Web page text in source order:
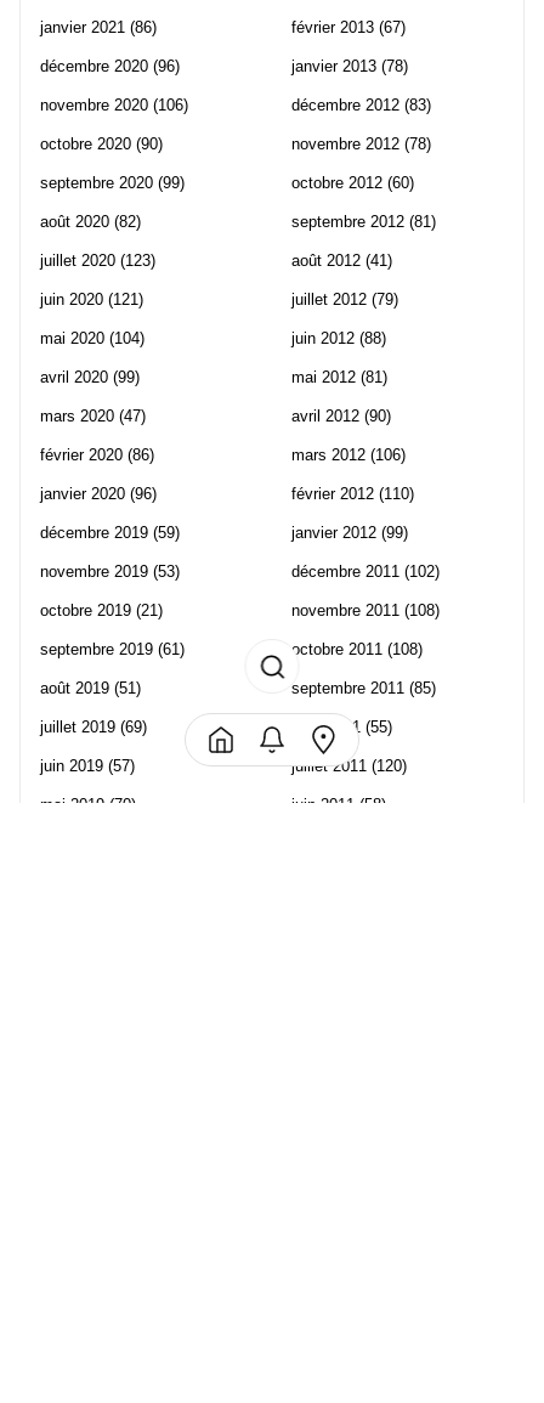
janvier 2021 (86)
décembre 2020 (96)
novembre 2020 (106)
octobre 2020 (90)
septembre 2020 (99)
août 2020 (82)
juillet 2020 (123)
juin 2020 (121)
mai 2020 (104)
avril 2020 (99)
mars 2020 (47)
février 2020 (86)
janvier 2020 (96)
décembre 2019 (59)
novembre 2019 (53)
octobre 2019 (21)
septembre 2019 (61)
août 2019 (51)
juillet 2019 (69)
juin 2019 (57)
mai 2019 (70)
février 2013 (67)
janvier 2013 (78)
décembre 2012 (83)
novembre 2012 (78)
octobre 2012 (60)
septembre 2012 (81)
août 2012 (41)
juillet 2012 (79)
juin 2012 (88)
mai 2012 (81)
avril 2012 (90)
mars 2012 (106)
février 2012 (110)
janvier 2012 (99)
décembre 2011 (102)
novembre 2011 (108)
octobre 2011 (108)
septembre 2011 (85)
août 2011 (55)
juillet 2011 (120)
juin 2011 (58)